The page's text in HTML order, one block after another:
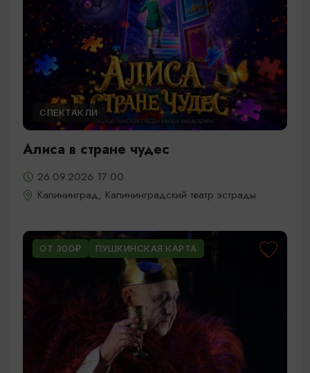
СПЕКТАКЛИ
Алиса в стране чудес
26.09.2026 17:00
Калининград, Калининградский театр эстрады
ОТ 300₽ ПУШКИНСКАЯ КАРТА